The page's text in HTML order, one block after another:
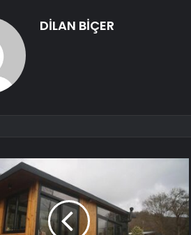
DİLAN BİÇER